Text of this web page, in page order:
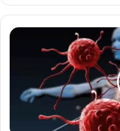
Entendendo
Imunológico:
Guardião